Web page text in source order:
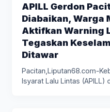
APILL Gerdon
Diabaikan, Warga
Aktifkan Warning
Tegaskan
Ditawar
Pacitan,Liputan68.com-
Isyarat Lalu Lintas (APILL)